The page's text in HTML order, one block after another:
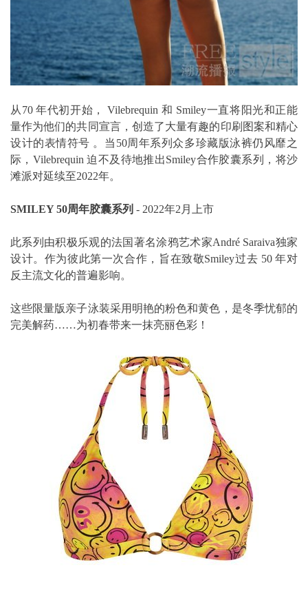
从70 年代初开始， Vilebrequin 和 Smiley一直将阳光和正能
量作为他们的共同宣言，创造了大量有趣的印刷图案和精心
设计的表情符号 。当50周年系列众多珍藏版泳裤仍风靡之
际，Vilebrequin 迫不及待地推出Smiley合作胶囊系列，将沙
滩派对延续至2022年。
SMILEY 50周年胶囊系列 - 2022年2月上市
此系列由积极乐观的法国著名涂鸦艺术家André Saraiva独家
设计。作为彼此第一次合作，旨在致敬Smiley过去 50 年对
反主流文化的普遍影响。
这些限量版亲子泳装采用明艳的粉色和黄色，是冬季忧郁的
完美解药……为初春带来一抹亮丽色彩！